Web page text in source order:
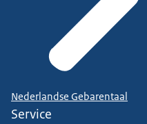
Nederlandse Gebarentaal
Service